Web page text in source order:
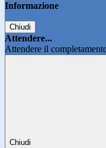
Informazione
Chiudi
Attendere...
Attendere il
Chiudi